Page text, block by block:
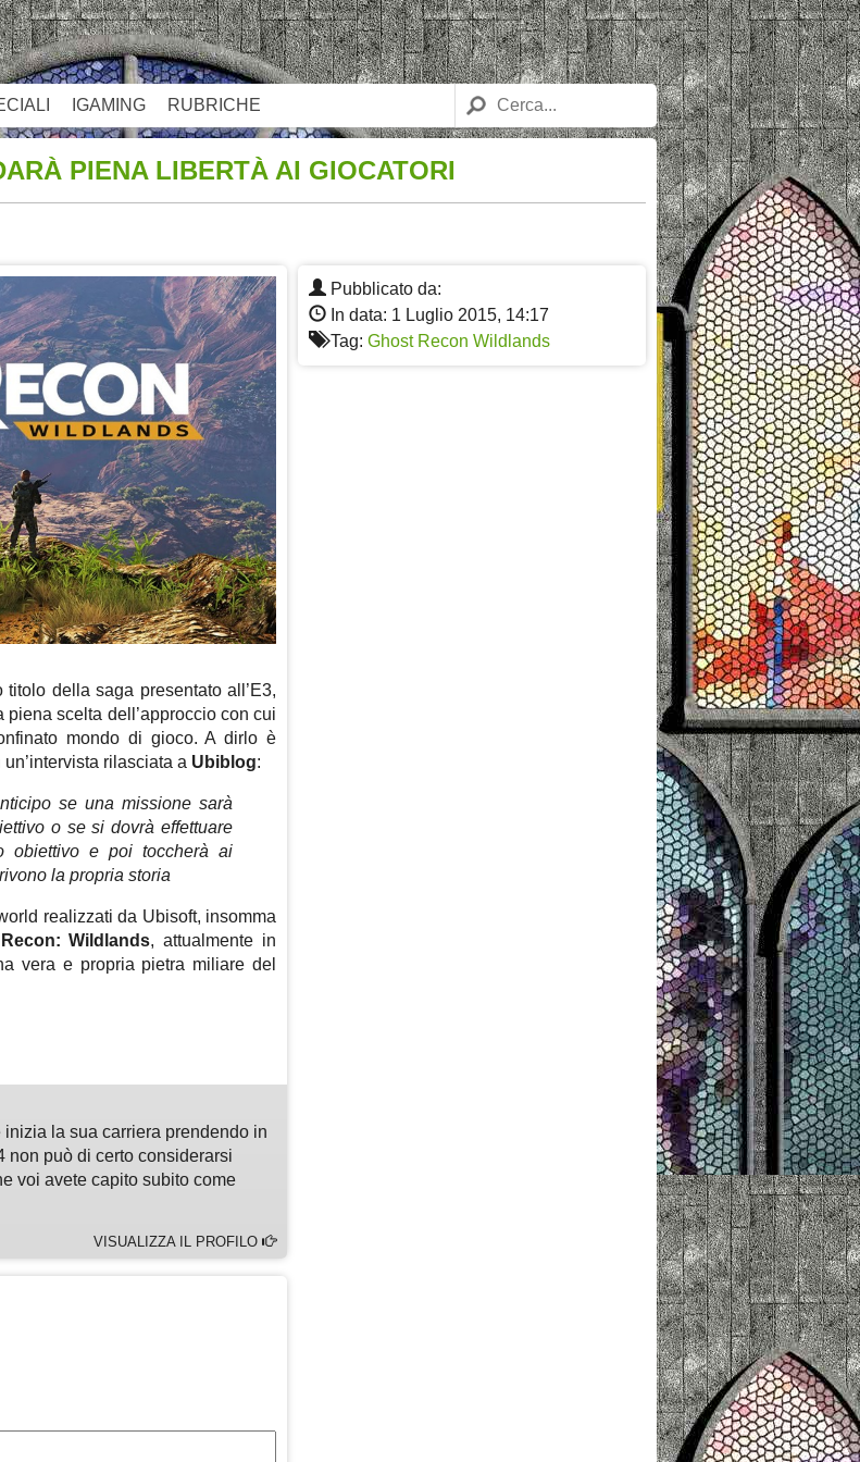
IGAMING RUBRICHE
PIENA LIBERTÀ AI GIOCATORI
Pubblicato da:
In data: 1 Luglio 2015, 14:17
Tag: Ghost Recon Wildlands
titolo della saga presentato all’E3,
scelta dell’approccio con cui
mondo di gioco. A dirlo è
rilasciata a Ubiblog:
se una missione sarà
o se si dovrà effettuare
obiettivo e poi toccherà ai
la propria storia
realizzati da Ubisoft, insomma
Wildlands, attualmente in
vera e propria pietra miliare del
la sua carriera prendendo in
non può di certo considerarsi
voi avete capito subito come
VISUALIZZA IL PROFILO